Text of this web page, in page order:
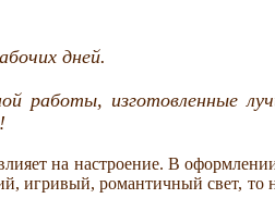
дней.
работы, изготовленные
на настроение. В
игривый, романтичный свет,